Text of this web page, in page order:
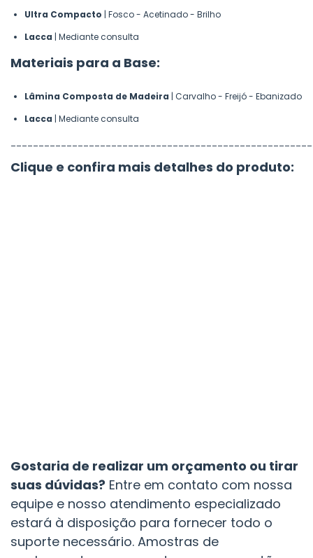
Ultra Compacto | Fosco - Acetinado - Brilho
Lacca | Mediante consulta
Materiais para a Base:
Lâmina Composta de Madeira | Carvalho - Freijó - Ebanizado
Lacca | Mediante consulta
Clique e confira mais detalhes do produto:
Gostaria de realizar um orçamento ou tirar
suas dúvidas? Entre em contato com nossa
equipe e nosso atendimento especializado
estará à disposição para fornecer todo o
suporte necessário. Amostras de